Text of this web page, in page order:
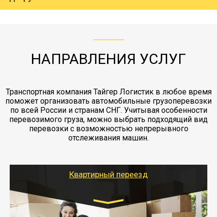
коробками и обмотать стрейч пленкой.
груза. Мы сотрудничаем по услугам страховки
заканчивая выгрузкой в пункте получателя.
НАПРАВЛЕНИЯ УСЛУГ
Транспортная компания Тайгер Логистик в любое время
поможет организовать автомобильные грузоперевозки
по всей России и странам СНГ. Учитывая особенности
перевозимого груза, можно выбрать подходящий вид
перевозки с возможностью непрерывного
отслеживания машин.
Квартирный переезд